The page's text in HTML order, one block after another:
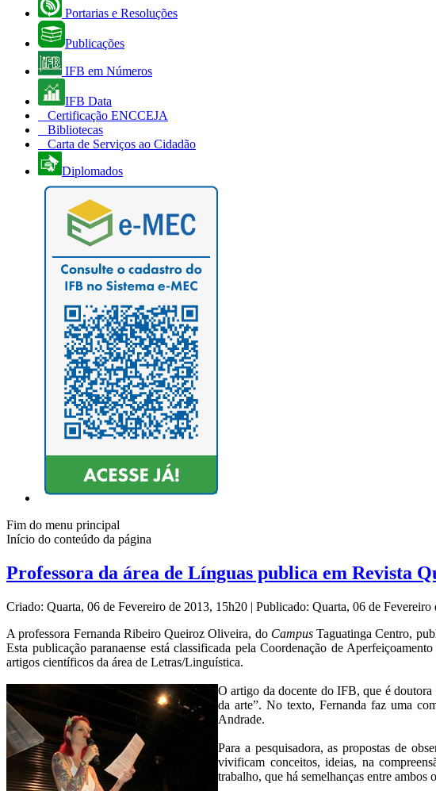
Portarias e Resoluções
Publicações
IFB em Números
IFB Data
Certificação ENCCEJA
Bibliotecas
Carta de Serviços ao Cidadão
Diplomados
Fim do menu principal
Início do conteúdo da página
Professora da área de Línguas publica em Revista
Criado: Quarta, 06 de Fevereiro de 2013, 15h20 | Publicado: Quarta, 06 de Fevereiro
A professora Fernanda Ribeiro Queiroz Oliveira, do CampusTaguatinga Centro,
Esta publicação paranaense está classificada pela Coordenação de
artigos científicos da área de Letras/Linguística.
O artigo da docente do IFB, que é
da arte”. No texto, Fernanda faz uma
Andrade.
Para a pesquisadora, as propostas de
vivificam conceitos, ideias, na
trabalho, que há semelhanças entre ambos